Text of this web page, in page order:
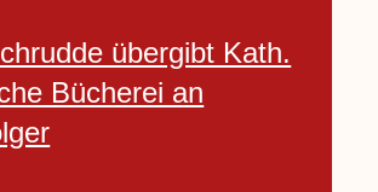
übergibt Kath.
Bücherei an